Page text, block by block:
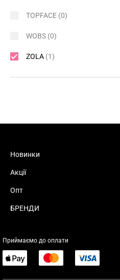
TOPFACE (0)
WOBS (0)
ZOLA (1)
Новинки
Акції
Опт
БРЕНДИ
Приймаємо до оплати